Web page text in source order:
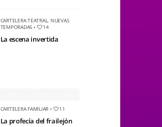
CARTELERA TEATRAL, NUEVAS
TEMPORADAS • 14
La escena invertida
CARTELERA FAMILIAR • 11
La profecía del frailejón